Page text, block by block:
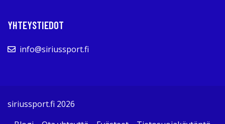
YHTEYSTIEDOT
info@siriussport.fi
siriussport.fi 2026